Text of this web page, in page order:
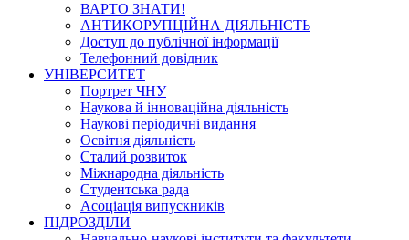
ВАРТО ЗНАТИ!
АНТИКОРУПЦІЙНА ДІЯЛЬНІСТЬ
Доступ до публічної інформації
Телефонний довідник
УНІВЕРСИТЕТ
Портрет ЧНУ
Наукова й інноваційна діяльність
Наукові періодичні видання
Освітня діяльність
Сталий розвиток
Міжнародна діяльність
Студентська рада
Асоціація випускників
ПІДРОЗДІЛИ